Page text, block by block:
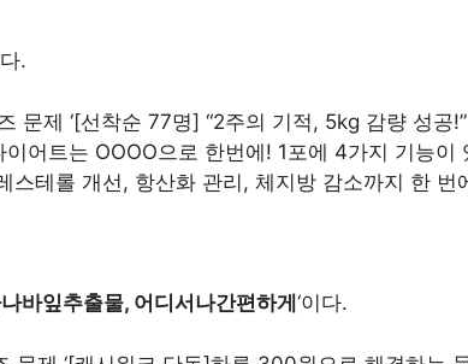
.
문제 ‘[선착순 77명] “2주의 기적, 5kg 감량 성공
어트는 OOOO으로 한번에! 1포에 4가지 기능이
스테롤 개선, 항산화 관리, 체지방 감소까지 한 번
바잎추출물, 어디서나간편하게 ‘이다.